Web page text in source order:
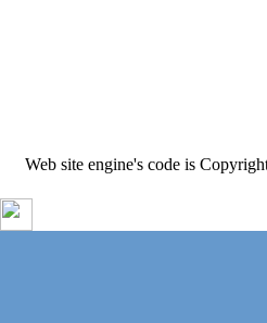
Web site engine's code is